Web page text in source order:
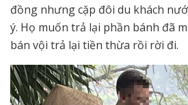
đồng nhưng cặp đôi du khách
ý. Họ muốn trả lại phần bánh đã
bán vội trả lại tiền thừa rồi rời đi.